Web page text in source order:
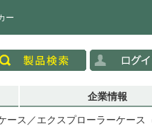
ー
企業情報
ース／エクスプローラーケー